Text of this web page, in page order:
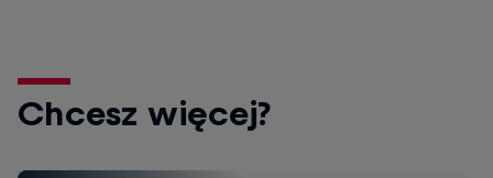
Chcesz więcej?